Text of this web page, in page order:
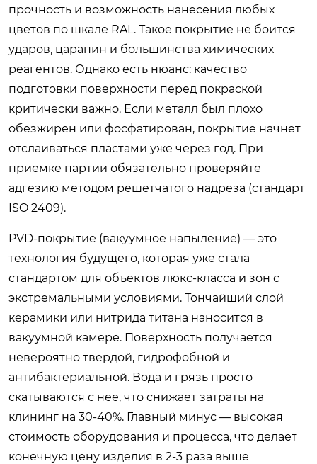
прочность и возможность нанесения любых
цветов по шкале RAL. Такое покрытие не боится
ударов, царапин и большинства химических
реагентов. Однако есть нюанс: качество
подготовки поверхности перед покраской
критически важно. Если металл был плохо
обезжирен или фосфатирован, покрытие начнет
отслаиваться пластами уже через год. При
приемке партии обязательно проверяйте
адгезию методом решетчатого надреза (стандарт
ISO 2409).
PVD-покрытие (вакуумное напыление) — это
технология будущего, которая уже стала
стандартом для объектов люкс-класса и зон с
экстремальными условиями. Тончайший слой
керамики или нитрида титана наносится в
вакуумной камере. Поверхность получается
невероятно твердой, гидрофобной и
антибактериальной. Вода и грязь просто
скатываются с нее, что снижает затраты на
клининг на 30-40%. Главный минус — высокая
стоимость оборудования и процесса, что делает
конечную цену изделия в 2-3 раза выше